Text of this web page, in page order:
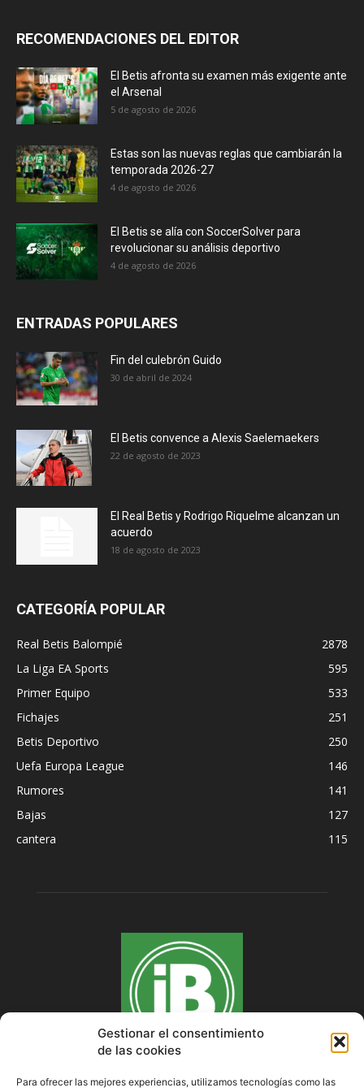
Gestionar el consentimiento
de las cookies
Para ofrecer las mejores experiencias, utilizamos tecnologías como las
RECOMENDACIONES DEL EDITOR
El Betis afronta su examen más exigente ante
el Arsenal
5 de agosto de 2026
Estas son las nuevas reglas que cambiarán la
temporada 2026-27
4 de agosto de 2026
El Betis se alía con SoccerSolver para
revolucionar su análisis deportivo
4 de agosto de 2026
ENTRADAS POPULARES
Fin del culebrón Guido
30 de abril de 2024
El Betis convence a Alexis Saelemaekers
22 de agosto de 2023
El Real Betis y Rodrigo Riquelme alcanzan un
acuerdo
18 de agosto de 2023
CATEGORÍA POPULAR
Real Betis Balompié
2878
La Liga EA Sports
595
Primer Equipo
533
Fichajes
251
Betis Deportivo
250
Uefa Europa League
146
Rumores
141
Bajas
127
cantera
115